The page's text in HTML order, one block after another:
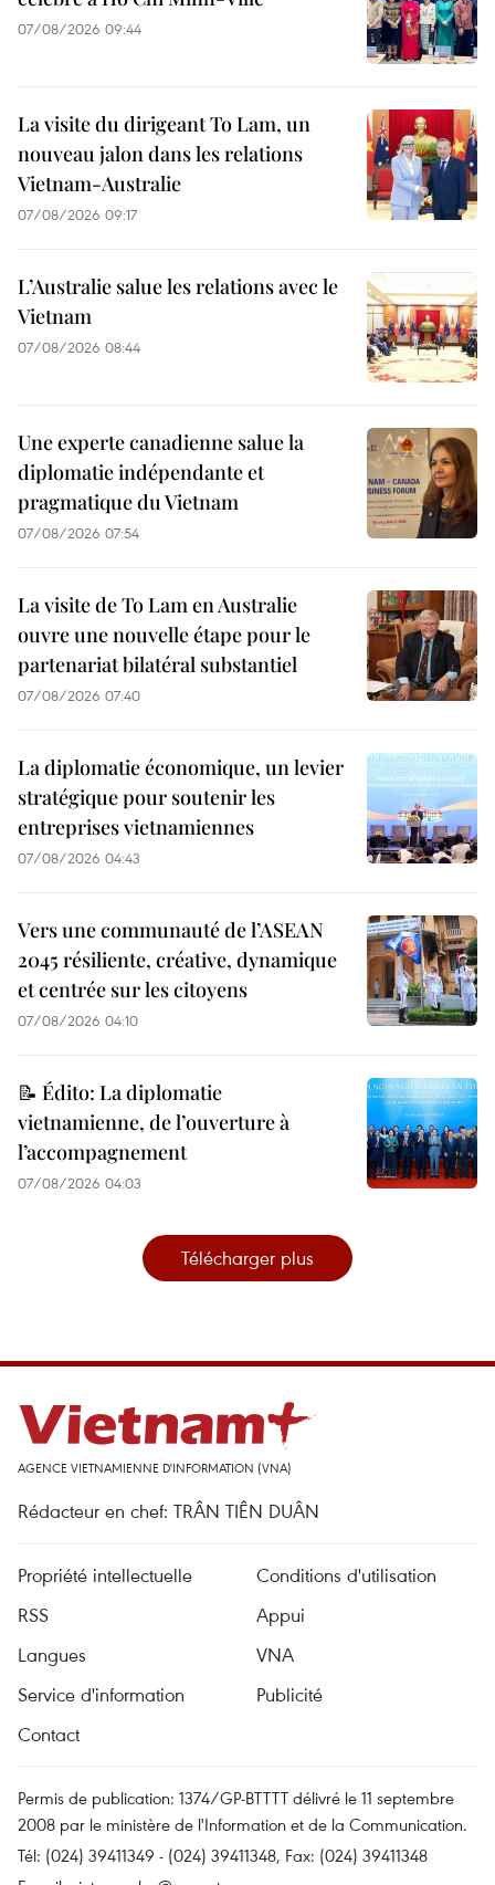
07/08/2026 09:44
La visite du dirigeant To Lam, un
nouveau jalon dans les relations
Vietnam-Australie
07/08/2026 09:17
L’Australie salue les relations avec le
Vietnam
07/08/2026 08:44
Une experte canadienne salue la
diplomatie indépendante et
pragmatique du Vietnam
07/08/2026 07:54
La visite de To Lam en Australie
ouvre une nouvelle étape pour le
partenariat bilatéral substantiel
07/08/2026 07:40
La diplomatie économique, un levier
stratégique pour soutenir les
entreprises vietnamiennes
07/08/2026 04:43
Vers une communauté de l’ASEAN
2045 résiliente, créative, dynamique
et centrée sur les citoyens
07/08/2026 04:10
📝 Édito: La diplomatie
vietnamienne, de l’ouverture à
l’accompagnement
07/08/2026 04:03
Télécharger plus
AGENCE VIETNAMIENNE D'INFORMATION (VNA)
Rédacteur en chef: TRÂN TIÊN DUÂN
Propriété intellectuelle
Conditions d'utilisation
RSS
Appui
Langues
VNA
Service d'information
Publicité
Contact
Permis de publication: 1374/GP-BTTTT délivré le 11 septembre
2008 par le ministère de l'Information et de la Communication.
Tél: (024) 39411349 - (024) 39411348, Fax: (024) 39411348